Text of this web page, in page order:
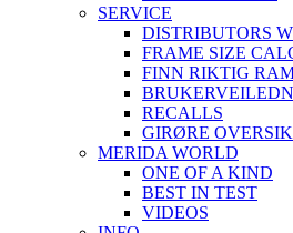
SERVICE
DISTRIBUTORS
FRAME SIZE
FINN RIKTIG
RECALLS
GIRØRE
MERIDA WORLD
ONE OF A KIND
BEST IN TEST
VIDEOS